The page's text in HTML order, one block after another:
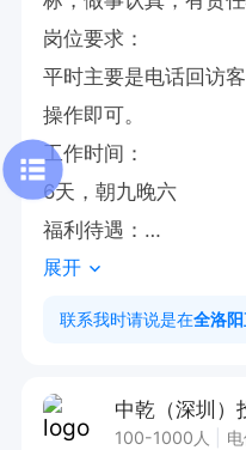
岗位要求：
平时主要是电话回访
操作即可。
工作时间：
6天，朝九晚六
福利待遇：
1、法定节假日带薪休假
2、全勤奖：300元/月
5、优越的薪酬福利
展开
联系我时请说是在全洛
100-1000人